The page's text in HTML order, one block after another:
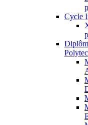
Cycle